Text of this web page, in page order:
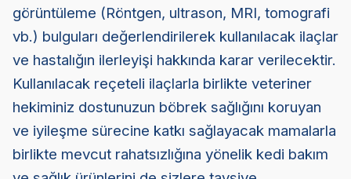
görüntüleme (Röntgen, ultrason, MRI, tomografi
vb.) bulguları değerlendirilerek kullanılacak ilaçlar
ve hastalığın ilerleyişi hakkında karar verilecektir.
Kullanılacak reçeteli ilaçlarla birlikte veteriner
hekiminiz dostunuzun böbrek sağlığını koruyan
ve iyileşme sürecine katkı sağlayacak mamalarla
birlikte mevcut rahatsızlığına yönelik kedi bakım